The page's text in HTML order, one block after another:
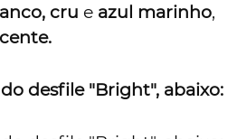
cru e azul marinho,
desfile "Bright", abaixo: